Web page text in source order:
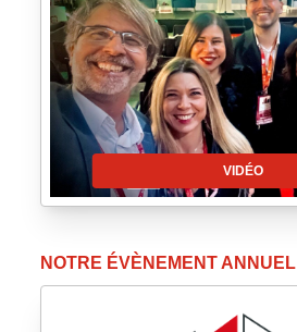
VIDÉO
NOTRE ÉVÈNEMENT ANNUEL